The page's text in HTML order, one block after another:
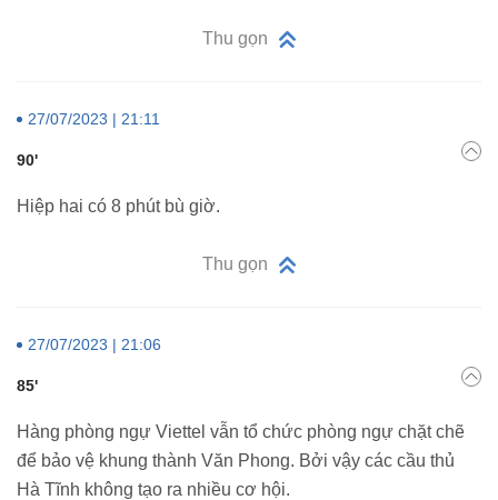
Thu gọn
27/07/2023 | 21:11
90'
Hiệp hai có 8 phút bù giờ.
Thu gọn
27/07/2023 | 21:06
85'
Hàng phòng ngự Viettel vẫn tổ chức phòng ngự chặt chẽ
để bảo vệ khung thành Văn Phong. Bởi vậy các cầu thủ
Hà Tĩnh không tạo ra nhiều cơ hội.